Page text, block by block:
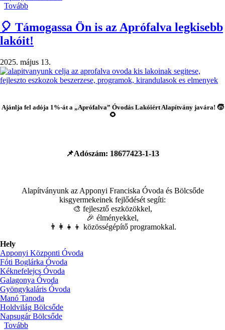
Tovább
nap)
🎈 Támogassa Ön is az Aprófalva legkisebb
lakóit!
2025. május 13.
Ajánlja fel adója 1%-át a „Aprófalva” Óvodás Lakóiért Alapítvány javára! 🧒
🌻
📌Adószám: 18677423-1-13
Alapítványunk az Apponyi Franciska Óvoda és Bölcsőde
kisgyermekeinek fejlődését segíti:
🎨 fejlesztő eszközökkel,
🎉 élményekkel,
👨‍👩‍👧‍👦 közösségépítő programokkal.
Hely
Apponyi Központi Óvoda
Fóti Boglárka Óvoda
Kéknefelejcs Óvoda
Galagonya Óvoda
Gyöngykaláris Óvoda
Manó Tanoda
Holdvilág Bölcsőde
Napsugár Bölcsőde
Tovább